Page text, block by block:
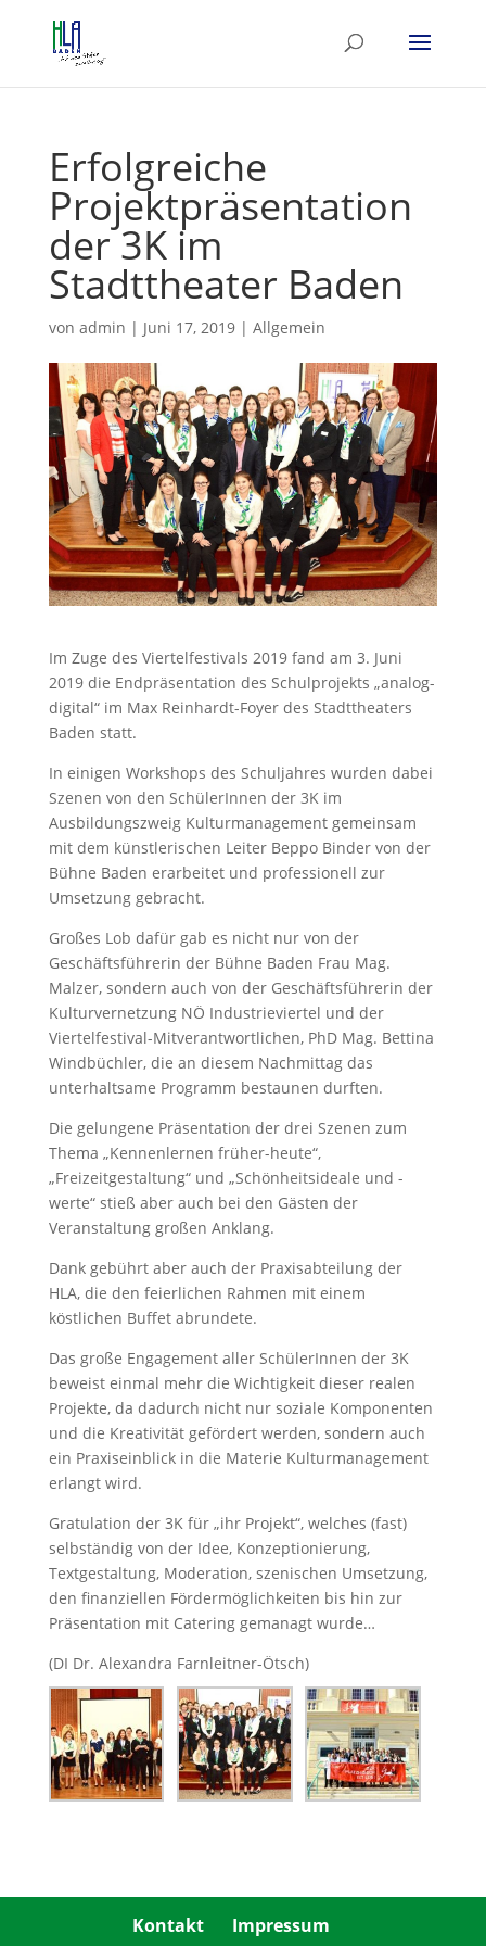
Erfolgreiche
Projektpräsentation
der 3K im
Stadttheater Baden
von admin | Juni 17, 2019| Allgemein
Im Zuge des Viertelfestivals 2019 fand am 3. Juni
2019 die Endpräsentation des Schulprojekts „analog-
digital“ im Max Reinhardt-Foyer des Stadttheaters
Baden statt.
In einigen Workshops des Schuljahres wurden dabei
Szenen von den SchülerInnen der 3K im
Ausbildungszweig Kulturmanagement gemeinsam
mit dem künstlerischen Leiter Beppo Binder von der
Bühne Baden erarbeitet und professionell zur
Umsetzung gebracht.
Großes Lob dafür gab es nicht nur von der
Geschäftsführerin der Bühne Baden Frau Mag.
Malzer, sondern auch von der Geschäftsführerin der
Kulturvernetzung NÖ Industrieviertel und der
Viertelfestival-Mitverantwortlichen, PhD Mag. Bettina
Windbüchler, die an diesem Nachmittag das
unterhaltsame Programm bestaunen durften.
Die gelungene Präsentation der drei Szenen zum
Thema „Kennenlernen früher-heute“,
„Freizeitgestaltung“ und „Schönheitsideale und -
werte“ stieß aber auch bei den Gästen der
Veranstaltung großen Anklang.
Dank gebührt aber auch der Praxisabteilung der
HLA, die den feierlichen Rahmen mit einem
köstlichen Buffet abrundete.
Das große Engagement aller SchülerInnen der 3K
beweist einmal mehr die Wichtigkeit dieser realen
Projekte, da dadurch nicht nur soziale Komponenten
und die Kreativität gefördert werden, sondern auch
ein Praxiseinblick in die Materie Kulturmanagement
erlangt wird.
Gratulation der 3K für „ihr Projekt“, welches (fast)
selbständig von der Idee, Konzeptionierung,
Textgestaltung, Moderation, szenischen Umsetzung,
den finanziellen Fördermöglichkeiten bis hin zur
Präsentation mit Catering gemanagt wurde…
(DI Dr. Alexandra Farnleitner-Ötsch)
Kontakt Impressum